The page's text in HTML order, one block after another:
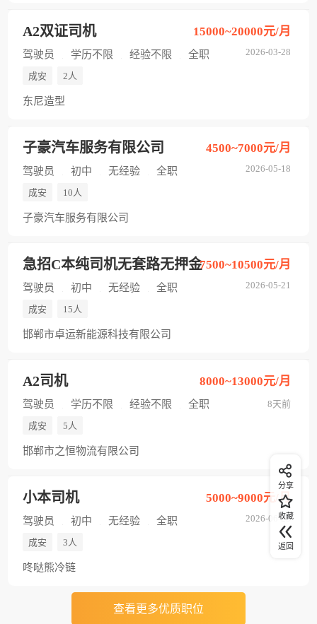
A2双证司机
2026-03-28
15000~20000元/月
驾驶员 学历不限 经验不限 全职
成安 2人
东尼造型
子豪汽车服务有限公司
2026-05-18
4500~7000元/月
驾驶员 初中 无经验 全职
成安 10人
子豪汽车服务有限公司
急招C本纯司机无套路无押金
2026-05-21
7500~10500元/月
驾驶员 初中 无经验 全职
成安 15人
邯郸市卓运新能源科技有限公司
A2司机
8天前
8000~13000元/月
驾驶员 学历不限 经验不限 全职
成安 5人
邯郸市之恒物流有限公司
小本司机
2026-06-25
5000~9000元/月
驾驶员 初中 无经验 全职
成安 3人
咚哒熊冷链
查看更多优质职位
分享
收藏
返回